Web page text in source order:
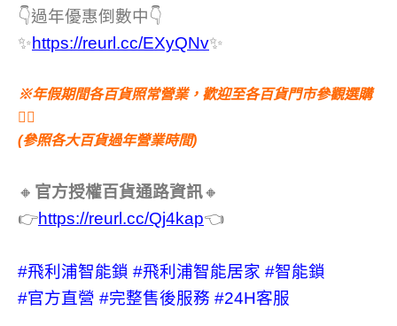
👇過年優惠倒數中👇
✨https://reurl.cc/EXyQNv✨
※年假期間各百貨照常營業，歡迎至各百貨門市參觀選購
💁‍♀️
(參照各大百貨過年營業時間)
🔸 官方授權百貨通路資訊🔸
👉https://reurl.cc/Qj4kap👈
#飛利浦智能鎖 #飛利浦智能居家 #智能鎖
#官方直營 #完整售後服務 #24H客服